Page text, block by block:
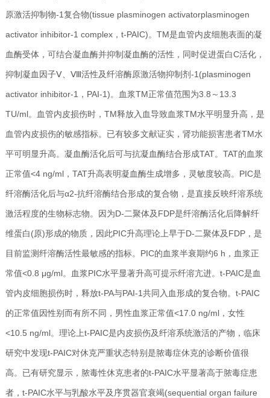
原激活抑制物-1复合物(tissue plasminogen activatorplasminogen
activator inhibitor-1 complex，t-PAIC)。TM是血管内皮细胞表面的凝
血酶受体，可结合凝血酶并抑制凝血酶的活性，同时促进蛋白C活化，
抑制凝血因子Ⅴ、Ⅷ活性及纤溶酶原激活物抑制剂-1(plasminogen
activator inhibitor-1，PAI-1)。血浆TM正常值范围为3.8～13.3
TU/ml。血管内皮损伤时，TM释放入血导致血浆TM水平明显升高，是
血管内皮损伤的敏感指标。已有较多文献证实，肾功能损害患者TM水
平可明显升高。凝血酶活化后可与抗凝血酶结合形成TAT。TAT的血浆
正常值<4 ng/ml，TAT升高表明凝血酶生成增多，灵敏度较高。PIC是
纤溶酶活化后与α2-抗纤溶酶结合形成的复合物，是直接反映纤溶系统
激活程度的生物标志物。因为D-二聚体及FDP是纤溶酶活化后降解纤
维蛋白(原)形成的物质，因此PIC升高理论上早于D-二聚体及FDP，是
目前监测纤溶酶活性最敏感的指标。PIC的血浆半衰期约6 h，血浆正
常值<0.8 μg/ml。血浆PIC水平显著升高可提示纤溶亢进。t-PAIC是血
管内皮细胞损伤时，释放t-PA与PAI-1共同入血形成的复合物。t-PAIC
的正常值因性别而有所不同，男性血浆正常值<17.0 ng/ml，女性
<10.5 ng/ml。理论上t-PAIC是内皮损伤及纤溶系统激活的产物，临床
研究中发现t-PAIC对休克严重状态特别是脓毒症休克的诊断价值很
高。已有研究显示，脓毒性休克患者的t-PAIC水平显著高于脓毒症患
者，t-PAIC水平与乳酸水平及序贯器官衰竭(sequential organ failure